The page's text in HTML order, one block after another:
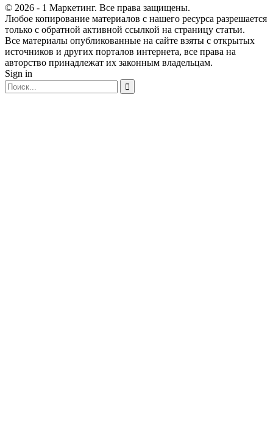
© 2026 - 1 Маркетинг. Все права защищены.
Любое копирование материалов с нашего ресурса разрешается
только с обратной активной ссылкой на страницу статьи.
Все материалы опубликованные на сайте взяты с открытых
источников и других порталов интернета, все права на
авторство принадлежат их законным владельцам.
Sign in